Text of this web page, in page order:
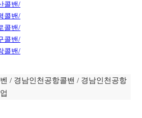
콜밴/
콜밴/
콜밴/
콜밴/
콜밴/
/ 경남인천공항콜밴 / 경남인천공항